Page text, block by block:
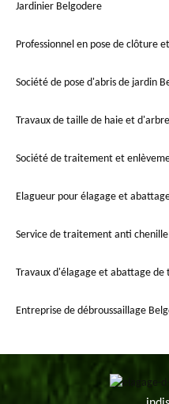
Jardinier Belgodere
Professionnel en pose de clôture
Société de pose d'abris de jardin
Travaux de taille de haie et
Société de traitement et
Elagueur pour élagage et
Service de traitement anti
Travaux d'élagage et abattage
Entreprise de débroussaillage